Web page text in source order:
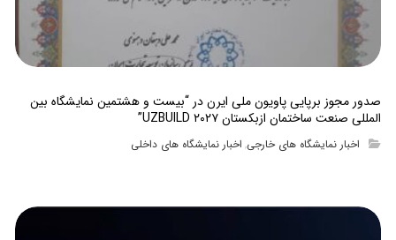
صدور مجوز برپایی پاویون ملی ایرن در “بیست و هشتمین نمایشگاه بین
المللی صنعت ساختمان ازبکستان UZBUILD ۲۰۲۷”
اخبار نمایشگاه های خارجی, اخبار نمایشگاه های داخلی